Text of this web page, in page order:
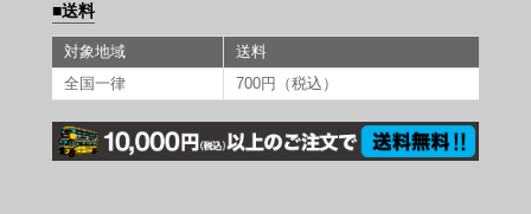
送料
対象地域
送料
全国一律
700円（税込）